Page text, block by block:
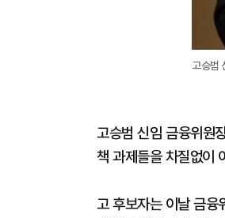
고승범
고승범 신임 금융위원
책 과제들을 차질없이
고 후보자는 이날 금융